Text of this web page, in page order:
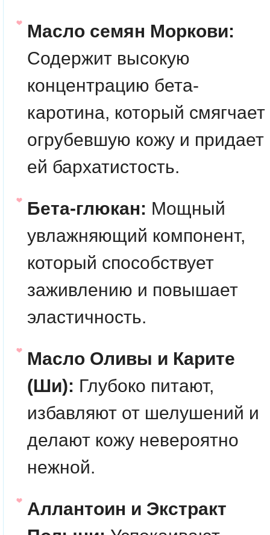
Масло семян Моркови:
Содержит высокую
концентрацию бета-
каротина, который смягчает
огрубевшую кожу и придает
ей бархатистость.
Бета-глюкан: Мощный
увлажняющий компонент,
который способствует
заживлению и повышает
эластичность.
Масло Оливы и Карите
(Ши): Глубоко питают,
избавляют от шелушений и
делают кожу невероятно
нежной.
Аллантоин и Экстракт